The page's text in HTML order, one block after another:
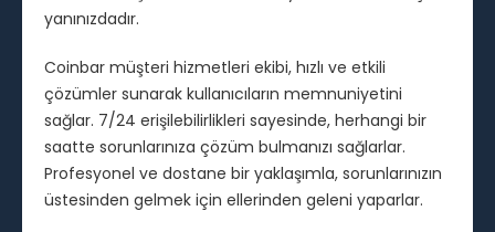
yanınızdadır.
Coinbar müşteri hizmetleri ekibi, hızlı ve etkili
çözümler sunarak kullanıcıların memnuniyetini
sağlar. 7/24 erişilebilirlikleri sayesinde, herhangi bir
saatte sorunlarınıza çözüm bulmanızı sağlarlar.
Profesyonel ve dostane bir yaklaşımla, sorunlarınızın
üstesinden gelmek için ellerinden geleni yaparlar.